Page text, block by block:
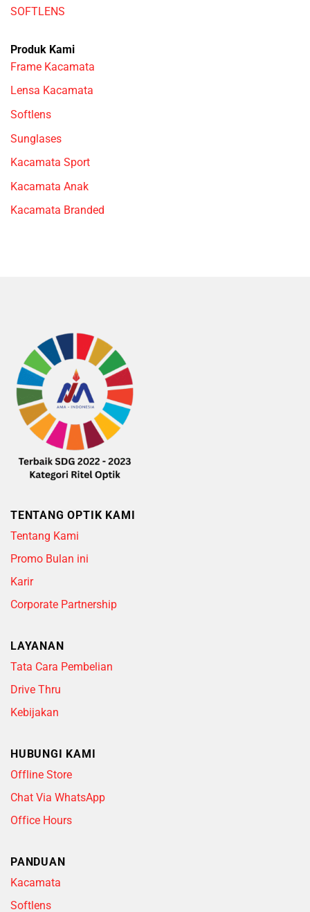
SOFTLENS
Produk Kami
Frame Kacamata
Lensa Kacamata
Softlens
Sunglases
Kacamata Sport
Kacamata Anak
Kacamata Branded
TENTANG OPTIK KAMI
Tentang Kami
Promo Bulan ini
Karir
Corporate Partnership
LAYANAN
Tata Cara Pembelian
Drive Thru
Kebijakan
HUBUNGI KAMI
Offline Store
Chat Via WhatsApp
Office Hours
PANDUAN
Kacamata
Softlens